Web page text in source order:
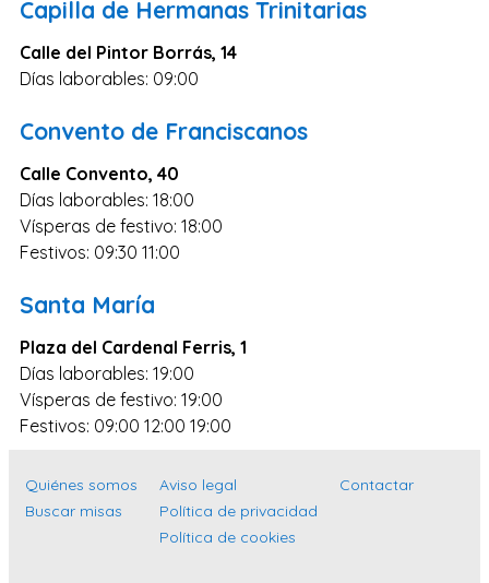
Toledo
Murcia
Vizcaya
Granada
Huesca
Burgos
Jaén
Badajoz
León
Capilla de Hermanas Trinitarias
Calle del Pintor Borrás, 14
Días laborables: 09:00
Convento de Franciscanos
Calle Convento, 40
Días laborables: 18:00
Vísperas de festivo: 18:00
Festivos: 09:30 11:00
Santa María
Plaza del Cardenal Ferris, 1
Días laborables: 19:00
Vísperas de festivo: 19:00
Festivos: 09:00 12:00 19:00
Quiénes somos
Buscar misas
Aviso legal
Política de privacidad
Política de cookies
Contactar